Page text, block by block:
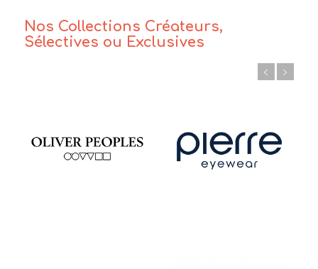
Nos Collections Créateurs,
Sélectives ou Exclusives